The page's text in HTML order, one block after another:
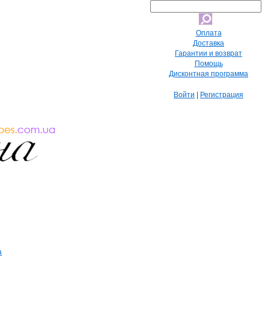
Оплата
Доставка
Гарантии и возврат
Помощь
Дисконтная программа
Войти | Регистрация